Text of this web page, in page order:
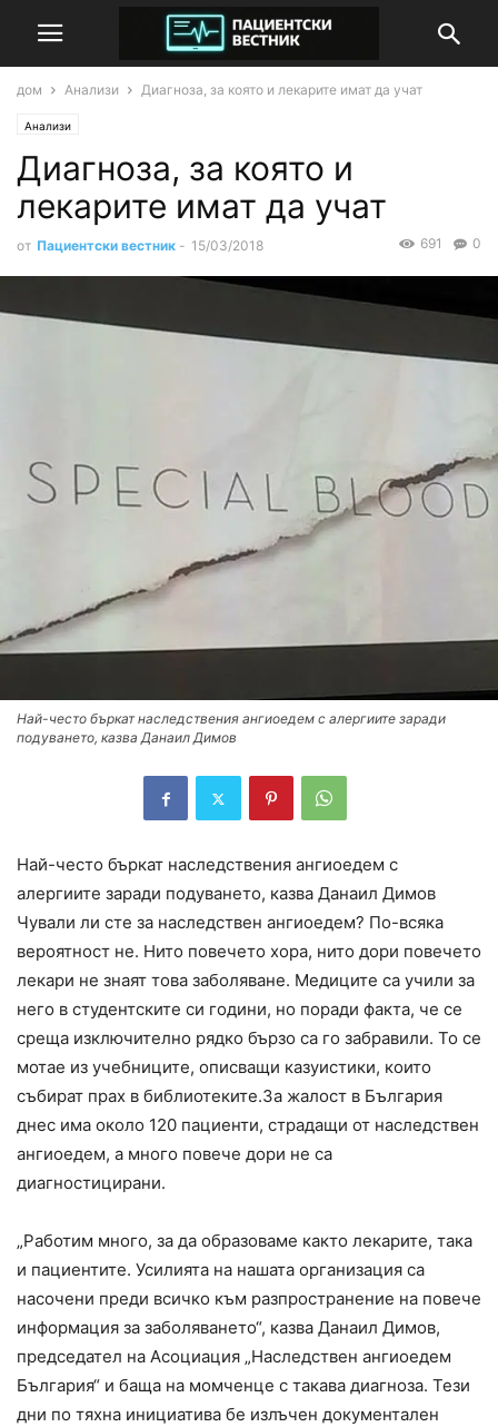
дом Анализи Диагноза, за която и лекарите имат да учат
Анализи
Диагноза, за която и
лекарите имат да учат
от Пациентски вестник - 15/03/2018 0
691
Най-често бъркат наследствения ангиоедем с алергиите заради
подуването, казва Данаил Димов
Най-често бъркат наследствения ангиоедем с
алергиите заради подуването, казва Данаил Димов
Чували ли сте за наследствен ангиоедем? По-всяка
вероятност не. Нито повечето хора, нито дори повечето
лекари не знаят това заболяване. Медиците са учили за
него в студентските си години, но поради факта, че се
среща изключително рядко бързо са го забравили. То се
мотае из учебниците, описващи казуистики, които
събират прах в библиотеките.За жалост в България
днес има около 120 пациенти, страдащи от наследствен
ангиоедем, а много повече дори не са
диагностицирани.
„Работим много, за да образоваме както лекарите, така
и пациентите. Усилията на нашата организация са
насочени преди всичко към разпространение на повече
информация за заболяването“, казва Данаил Димов,
председател на Асоциация „Наследствен ангиоедем
България“ и баща на момченце с такава диагноза. Тези
дни по тяхна инициатива бе излъчен документален